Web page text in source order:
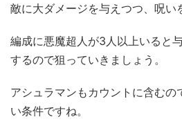
敵に大ダメージを与えつつ、呪い
編成に悪魔超人が3人以上いると
するので狙っていきましょう。
アシュラマンもカウントに含むの
い条件ですね。